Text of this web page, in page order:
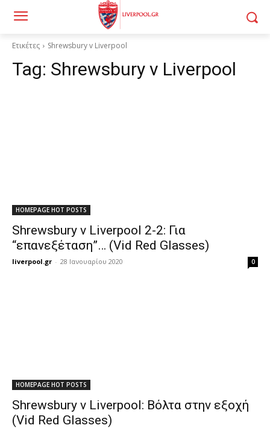
Ετικέτες Shrewsbury v Liverpool
Tag: Shrewsbury v Liverpool
HOMEPAGE HOT POSTS
Shrewsbury v Liverpool 2-2: Για
“επανεξέταση”… (Vid Red Glasses)
liverpool.gr - 28 Ιανουαρίου 2020 0
HOMEPAGE HOT POSTS
Shrewsbury v Liverpool: Βόλτα στην εξοχή
(Vid Red Glasses)